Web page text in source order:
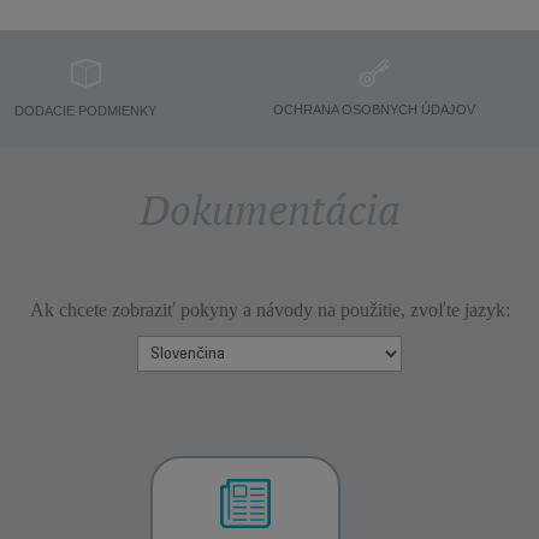
DODACIE PODMIENKY OCHRANA OSOBNYCH ÚDAJOV
Dokumentácia
Ak chcete zobraziť pokyny a návody na použitie, zvoľte jazyk: